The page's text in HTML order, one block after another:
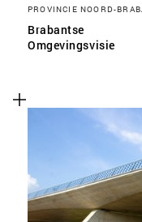
PROVINCIE NOORD-
Brabantse
Omgevingsvisie